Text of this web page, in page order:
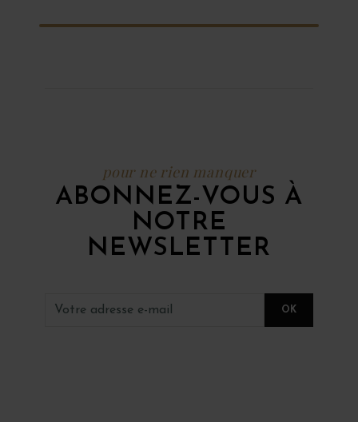
pour ne rien manquer
ABONNEZ-VOUS À
NOTRE
NEWSLETTER